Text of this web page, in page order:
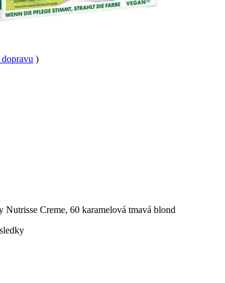
)
Nutrisse Creme, 60 karamelová tmavá blond